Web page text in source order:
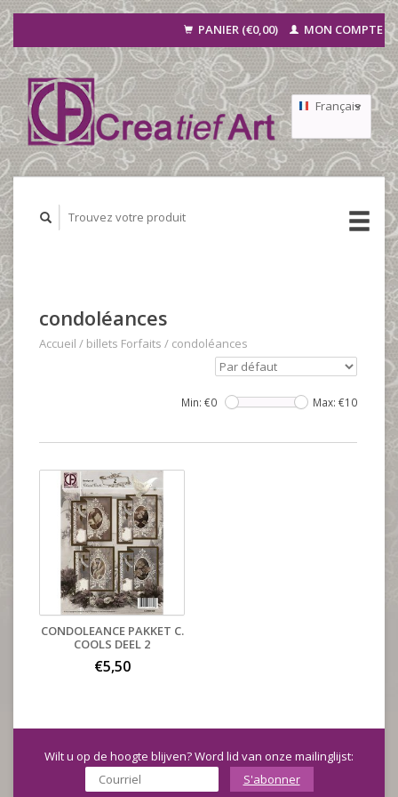
PANIER (€0,00) MON COMPTE
Français
Nederlands
condoléances
Accueil / billets Forfaits / condoléances
Min: €0 Max: €10
CONDOLEANCE PAKKET C.
COOLS DEEL 2
€5,50
Wilt u op de hoogte blijven? Word lid van onze mailinglijst:
S'abonner